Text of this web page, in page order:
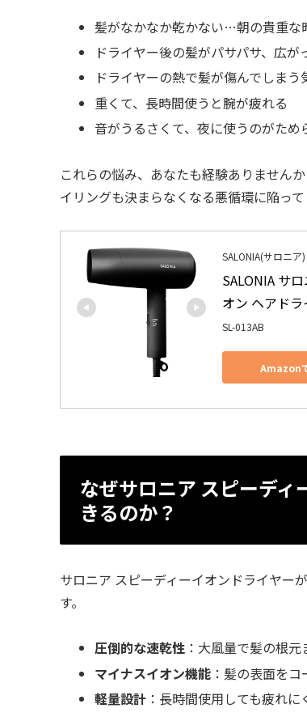
髪がなかなか乾かない…朝の貴重な
ドライヤー後の髪がパサパサ、広が
ドライヤーの熱で髪が傷んでしまう
重くて、長時間使うと腕が疲れる
音がうるさくて、夜に使うのがため
これらの悩み、あなたも経験ありません
イリングも決まらなくなる悪循環に陥っ
SALONIA(サロニア)
SALONIA サ
オン ヘアド
SL-013AB
Amazon
なぜサロニア スピーデ
きるのか？
サロニア スピーディーイオンドライヤー
す。
圧倒的な速乾性 ：大風量で髪の根
マイナスイオン機能 ：髪の表面を
軽量設計 ：長時間使用しても疲れに